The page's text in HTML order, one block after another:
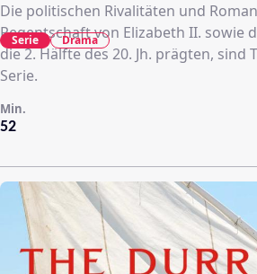
Die politischen Rivalitäten und
Regentschaft von Elizabeth II. sowie
die 2. Hälfte des 20. Jh. prägten, sind
Serie.
52
Min.
Serie Drama